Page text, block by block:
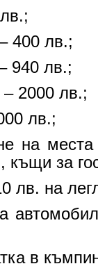
400 лв.;
940 лв.;
– 2000 лв.;
лв.;
на
къщи за
лв. на
в